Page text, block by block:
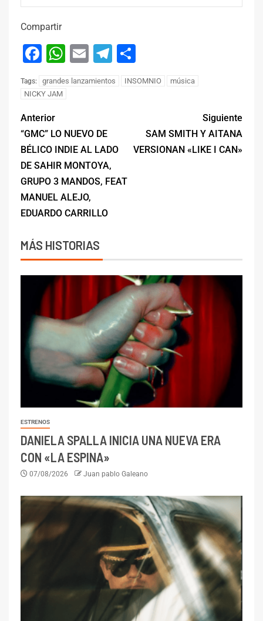
Compartir
Facebook
WhatsApp
EmailTelegram
Tags: grandes lanzamientos INSOMNIO
música
NICKY JAM
Anterior
“GMC” LO NUEVO DE
BÉLICO INDIE AL LADO
DE SAHIR MONTOYA,
GRUPO 3 MANDOS, FEAT
MANUEL ALEJO,
EDUARDO CARRILLO
Siguiente
SAM SMITH Y AITANA
VERSIONAN «LIKE I CAN»
MÁS HISTORIAS
ESTRENOS
DANIELA SPALLA INICIA UNA NUEVA ERA
CON «LA ESPINA»
07/08/2026 Juan pablo Galeano